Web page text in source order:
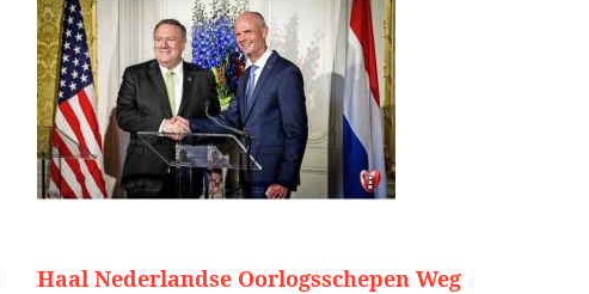
Haal Nederlandse Oorlogsschepen Weg